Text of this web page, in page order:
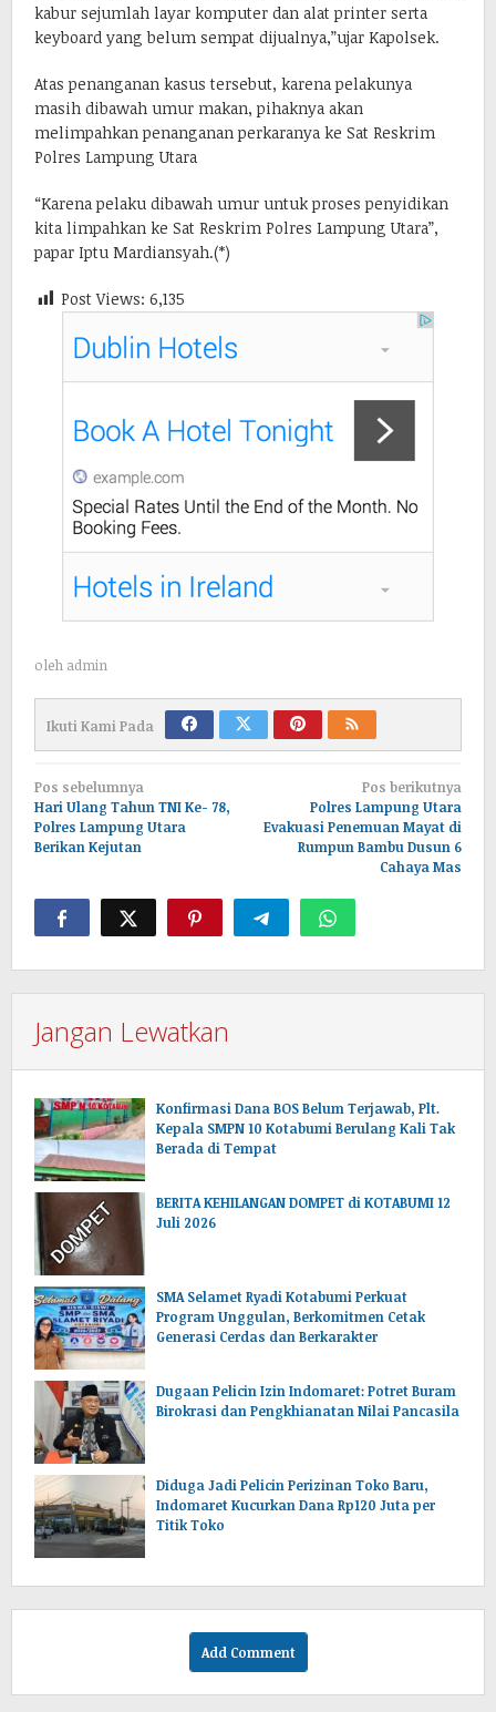
kabur sejumlah layar komputer dan alat printer serta
keyboard yang belum sempat dijualnya,”ujar Kapolsek.
Atas penanganan kasus tersebut, karena pelakunya
masih dibawah umur makan, pihaknya akan
melimpahkan penanganan perkaranya ke Sat Reskrim
Polres Lampung Utara
“Karena pelaku dibawah umur untuk proses penyidikan
kita limpahkan ke Sat Reskrim Polres Lampung Utara”,
papar Iptu Mardiansyah.(*)
Post Views: 6,135
oleh admin
Ikuti Kami Pada
Navigasi
pos
Pos sebelumnya
Hari Ulang Tahun TNI Ke- 78,
Polres Lampung Utara
Berikan Kejutan
Pos berikutnya
Polres Lampung Utara
Evakuasi Penemuan Mayat di
Rumpun Bambu Dusun 6
Cahaya Mas
Jangan Lewatkan
Konfirmasi Dana BOS Belum Terjawab, Plt.
Kepala SMPN 10 Kotabumi Berulang Kali Tak
Berada di Tempat
BERITA KEHILANGAN DOMPET di KOTABUMI 12
Juli 2026
SMA Selamet Ryadi Kotabumi Perkuat
Program Unggulan, Berkomitmen Cetak
Generasi Cerdas dan Berkarakter
Dugaan Pelicin Izin Indomaret: Potret Buram
Birokrasi dan Pengkhianatan Nilai Pancasila
‎Diduga Jadi Pelicin Perizinan Toko Baru,
Indomaret Kucurkan Dana Rp120 Juta per
Titik Toko
Add Comment